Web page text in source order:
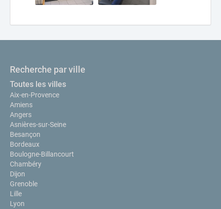
Recherche par ville
Toutes les villes
Aix-en-Provence
Amiens
Angers
Asnières-sur-Seine
Besançon
Bordeaux
Boulogne-Billancourt
Chambéry
Dijon
Grenoble
Lille
Lyon